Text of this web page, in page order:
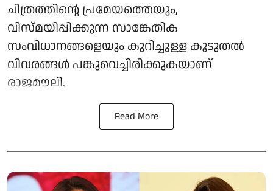
ചിത്രത്തിന്റെ പ്രമേയത്തെയും,
വിസ്മയിപ്പിക്കുന്ന സാങ്കേതിക
സംവിധാനങ്ങളെയും കുറിച്ചുള്ള കൂടുതൽ
വിവരങ്ങൾ പങ്കുവെച്ചിരിക്കുകയാണ്
രാജമൗലി.
Read More